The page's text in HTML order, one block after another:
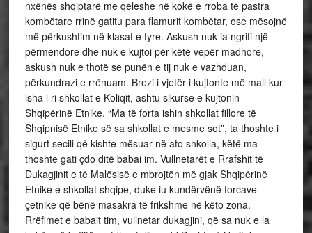
nxënës shqiptarë me qeleshe në kokë e rroba të pastra
kombëtare rrinë gatitu para flamurit kombëtar, ose mësojnë
më përkushtim në klasat e tyre. Askush nuk ia ngriti një
përmendore dhe nuk e kujtoi për këtë vepër madhore,
askush nuk e thotë se punën e tij nuk e vazhduan,
përkundrazi e rrënuam. Brezi i vjetër i kujtonte më mall kur
isha i ri shkollat e Koliqit, ashtu sikurse e kujtonin
Shqipërinë Etnike. “Ma të forta ishin shkollat fillore të
Shqipnisë Etnike së sa shkollat e mesme sot”, ta thoshte i
sigurt secili që kishte mësuar në ato shkolla, këtë ma
thoshte gati çdo ditë babai im. Vullnetarët e Rrafshit të
Dukagjinit e të Malësisë e mbrojtën më gjak Shqipërinë
Etnike e shkollat shqipe, duke iu kundërvënë forcave
çetnike që bënë masakra të frikshme në këto zona.
Rrëfimet e babait tim, vullnetar dukagjini, që sa nuk e la